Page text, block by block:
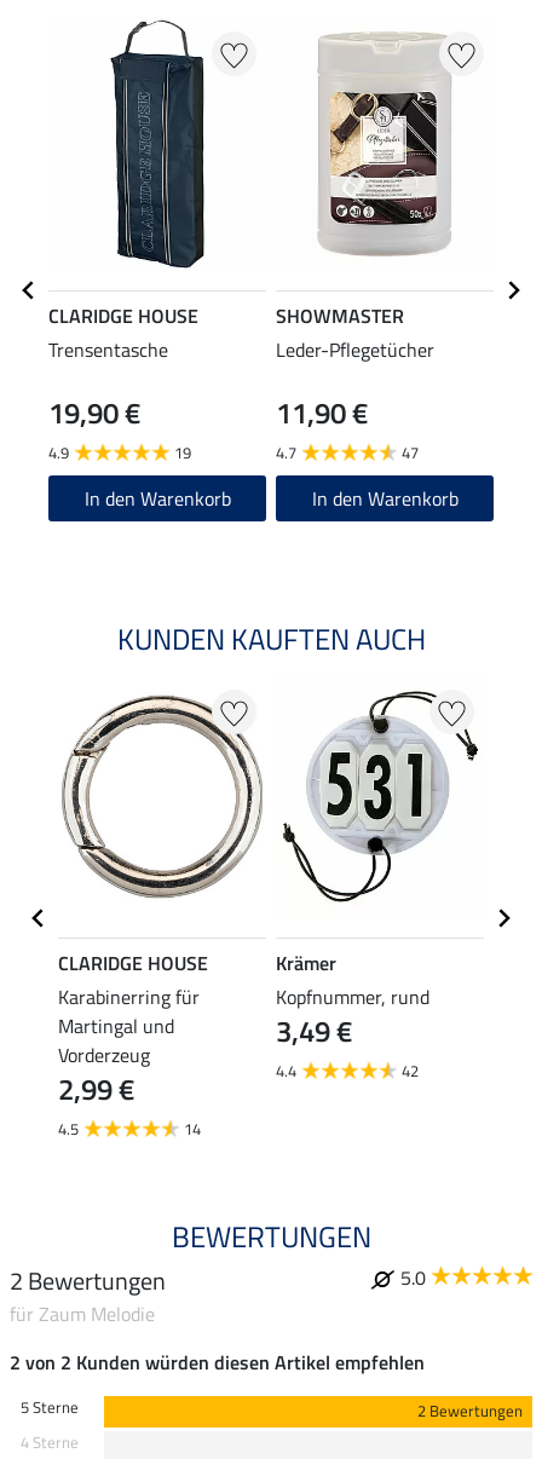
CLARIDGE HOUSE
Trensentasche
19,90 €
4.9 19
In den Warenkorb
SHOWMASTER
Leder-Pflegetücher
11,90 €
4.7 47
In den Warenkorb
KUNDEN KAUFTEN AUCH
CLARIDGE HOUSE
Karabinerring für
Martingal und
Vorderzeug
2,99 €
4.5 14
Krämer
Kopfnummer, rund
3,49 €
4.4 42
BEWERTUNGEN
2 Bewertungen
5.0
für Zaum Melodie
2 von 2 Kunden würden diesen Artikel empfehlen
5 Sterne
2 Bewertungen
4 Sterne